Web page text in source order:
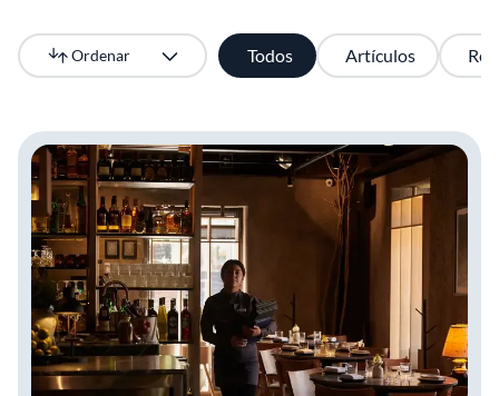
Todos Artículos
Ordenar
Más recientes